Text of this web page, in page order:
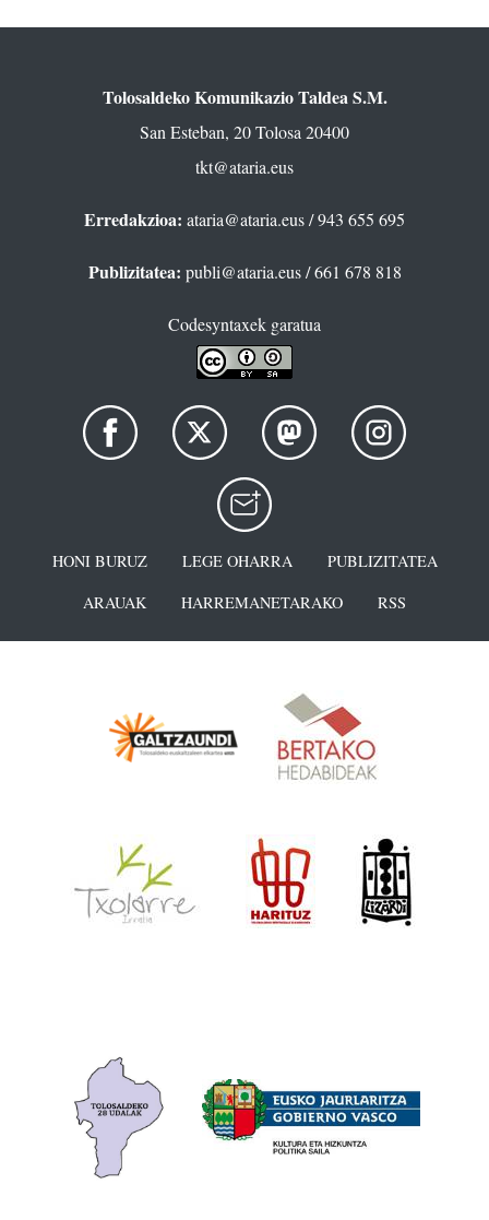
Tolosaldeko Komunikazio Taldea S.M.
San Esteban, 20 Tolosa 20400
tkt@ataria.eus
Erredakzioa: ataria@ataria.eus/ 943 655 695
Publizitatea: publi@ataria.eus/ 661 678 818
Codesyntaxek garatua
HONI BURUZ LEGE OHARRA
PUBLIZITATEA
ARAUAK
HARREMANETARAKO RSS